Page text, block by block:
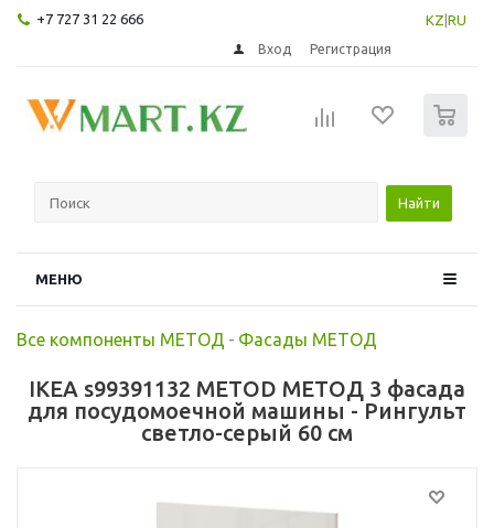
+7 727 31 22 666 KZ RU
Вход Регистрация
Найти
МЕНЮ
Все компоненты МЕТОД - Фасады МЕТОД
IKEA s99391132 METOD МЕТОД 3 фасада
для посудомоечной машины - Рингульт
светло-серый 60 см